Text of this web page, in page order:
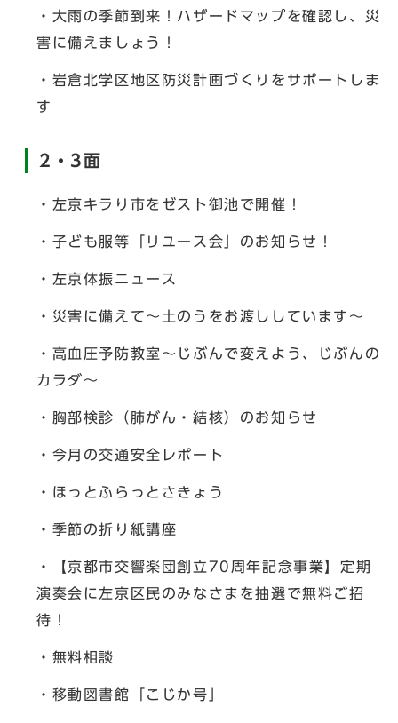
・大雨の季節到来！ハザードマップを確認し、災
害に備えましょう！
・岩倉北学区地区防災計画づくりをサポートしま
す
2・3面
・左京キラり市をゼスト御池で開催！
・子ども服等「リユース会」のお知らせ！
・左京体振ニュース
・災害に備えて～土のうをお渡ししています～
・高血圧予防教室～じぶんで変えよう、じぶんの
カラダ～
・胸部検診（肺がん・結核）のお知らせ
・今月の交通安全レポート
・ほっとふらっとさきょう
・季節の折り紙講座
・【京都市交響楽団創立70周年記念事業】定期
演奏会に左京区民のみなさまを抽選で無料ご招
待！
・無料相談
・移動図書館「こじか号」